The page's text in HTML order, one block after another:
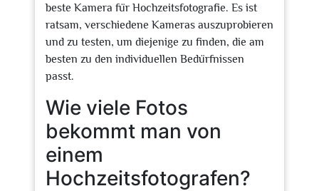
beste Kamera für Hochzeitsfotografie. Es ist
ratsam, verschiedene Kameras auszuprobieren
und zu testen, um diejenige zu finden, die am
besten zu den individuellen Bedürfnissen
passt.
Wie viele Fotos
bekommt man von
einem
Hochzeitsfotografen?